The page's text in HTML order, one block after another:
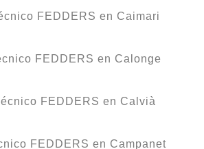
FEDDERS en Caimari
FEDDERS en Calonge
FEDDERS en Calvià
FEDDERS en Campanet